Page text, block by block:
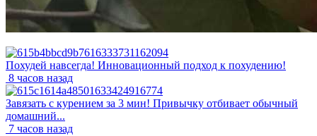
Похудей навсегда! Инновационный подход к похудению!
8 часов назад
Завязать с курением за 3 мин! Привычку отбивает обычный
домашний...
7 часов назад